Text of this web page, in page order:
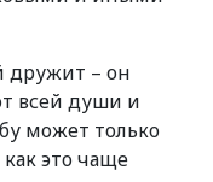
дружит – он
всей души и
может только
это чаще